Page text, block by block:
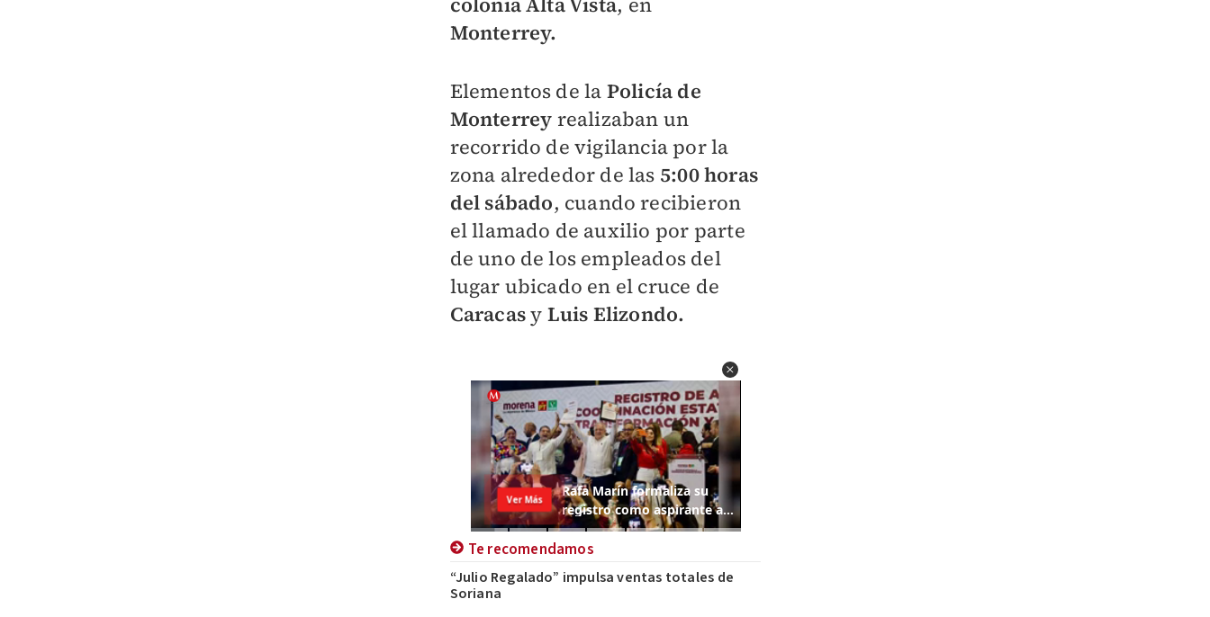
Monterrey.
Elementos de la Policía de
Monterrey realizaban un
recorrido de vigilancia por la
zona alrededor de las 5:00 horas
del sábado, cuando recibieron
el llamado de auxilio por parte
de uno de los empleados del
lugar ubicado en el cruce de
Caracasy Luis Elizondo.
Te recomendamos
“Julio Regalado” impulsa ventas totales de
Soriana